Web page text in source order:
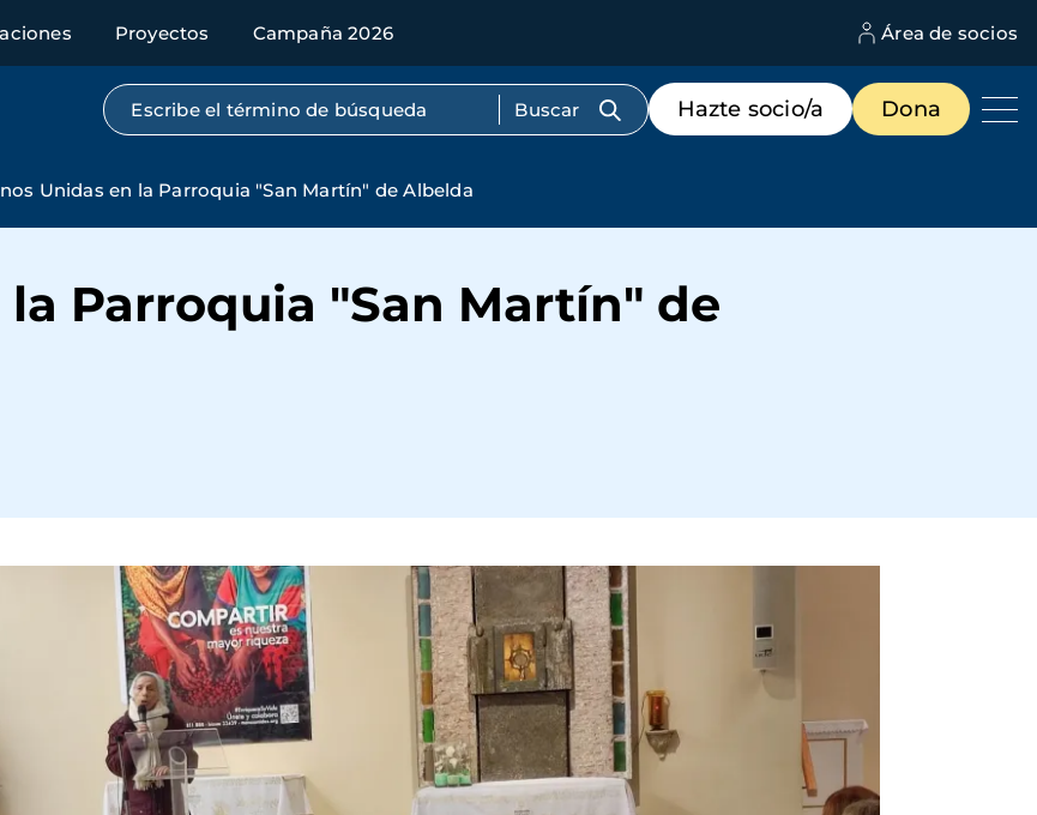
Proyectos Campaña 2026 Área de socios
Búsqueda por texto completo
Menú
de
destacados
Hazte socio/a Dona
Unidas en la Parroquia "San Martín" de Albelda
Parroquia "San Martín" de